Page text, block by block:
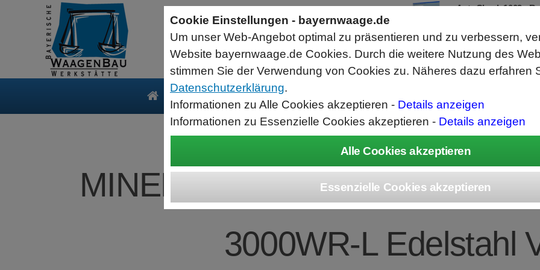
MINEBEA INTEC Combics
3000WR-L Edelstahl
Produkte Service
Seriell RS232 auf USB HID Tastatur
Schnittstellenkonverter
RS232 Daten in Computer Anwendungen schreiben.
Funktioniert wie eine USB Tastatur, Ausgabe an Cursor Position.
Verwendet Standard USB Tastatur Systemtreiber
Datenbearbeitung vor Ausgabe möglich.
AutoCheck 1002 -
Schnelle Toleranzkontrolle und
Abwurfrichtung Gut links/Schlecht
Cookie Einstellungen - bayernwaage.de
Um unser Web-Angebot optimal zu präsentieren und zu verbessern,
Website bayernwaage.de Cookies. Durch die weitere Nutzung des
stimmen Sie der Verwendung von Cookies zu. Näheres dazu erfahren
Datenschutzerklärung.
Informationen zu Alle Cookies akzeptieren - Details anzeigen
Informationen zu Essenzielle Cookies akzeptieren - Details anzeigen